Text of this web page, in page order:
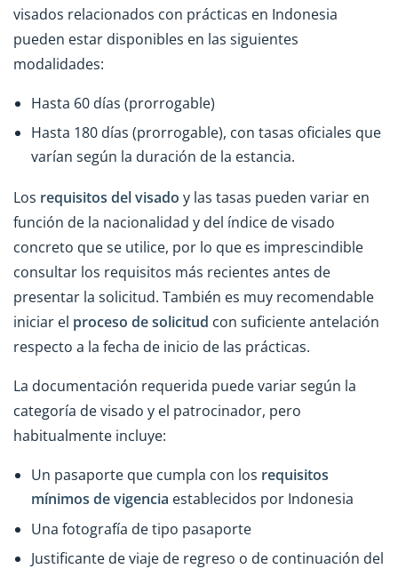
visados relacionados con prácticas en Indonesia
pueden estar disponibles en las siguientes
modalidades:
Hasta 60 días (prorrogable)
Hasta 180 días (prorrogable), con tasas oficiales que
varían según la duración de la estancia.
Los requisitos del visado y las tasas pueden variar en
función de la nacionalidad y del índice de visado
concreto que se utilice, por lo que es imprescindible
consultar los requisitos más recientes antes de
presentar la solicitud. También es muy recomendable
iniciar el proceso de solicitud con suficiente antelación
respecto a la fecha de inicio de las prácticas.
La documentación requerida puede variar según la
categoría de visado y el patrocinador, pero
habitualmente incluye:
Un pasaporte que cumpla con los requisitos
mínimos de vigencia establecidos por Indonesia
Una fotografía de tipo pasaporte
Justificante de viaje de regreso o de continuación del